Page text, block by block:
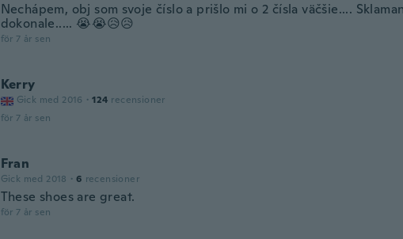
Nechápem, obj som svoje číslo a prišlo mi o 2 čísla väčšie....
dokonale..... 😭😭😥😥
för 7 år sen
Kerry
Gick med 2016 · 124 recensioner
för 7 år sen
Fran
Gick med 2018 · 6 recensioner
These shoes are great.
för 7 år sen